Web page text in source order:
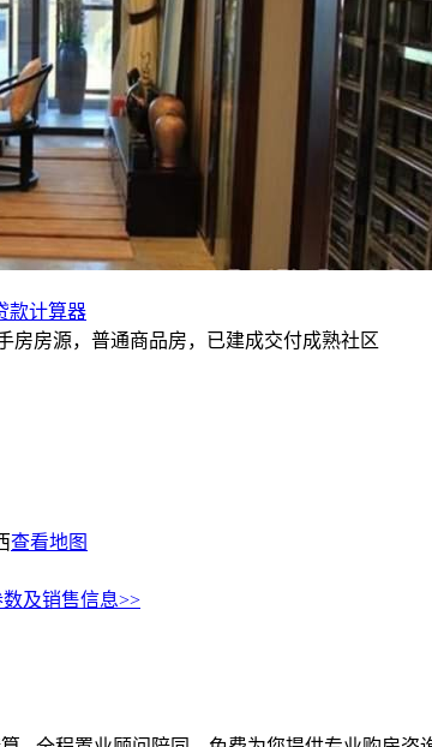
款计算器
房房源，普通商品房，已建成交付成熟社区
查看地图
及销售信息>>